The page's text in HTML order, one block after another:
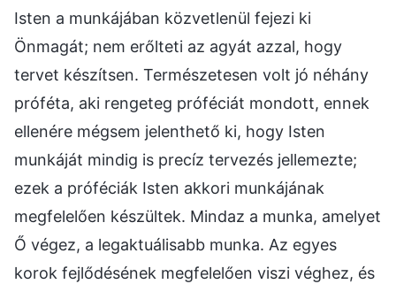
Isten a munkájában közvetlenül fejezi ki
Önmagát; nem erőlteti az agyát azzal, hogy
tervet készítsen. Természetesen volt jó néhány
próféta, aki rengeteg próféciát mondott, ennek
ellenére mégsem jelenthető ki, hogy Isten
munkáját mindig is precíz tervezés jellemezte;
ezek a próféciák Isten akkori munkájának
megfelelően készültek. Mindaz a munka, amelyet
Ő végez, a legaktuálisabb munka. Az egyes
korok fejlődésének megfelelően viszi véghez, és